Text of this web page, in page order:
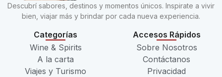
Descubrí sabores, destinos y momentos únicos. Inspirate a vivir
bien, viajar más y brindar por cada nueva experiencia.
Categorías
Wine & Spirits
A la carta
Viajes y Turismo
Accesos Rápidos
Sobre Nosotros
Contáctanos
Privacidad